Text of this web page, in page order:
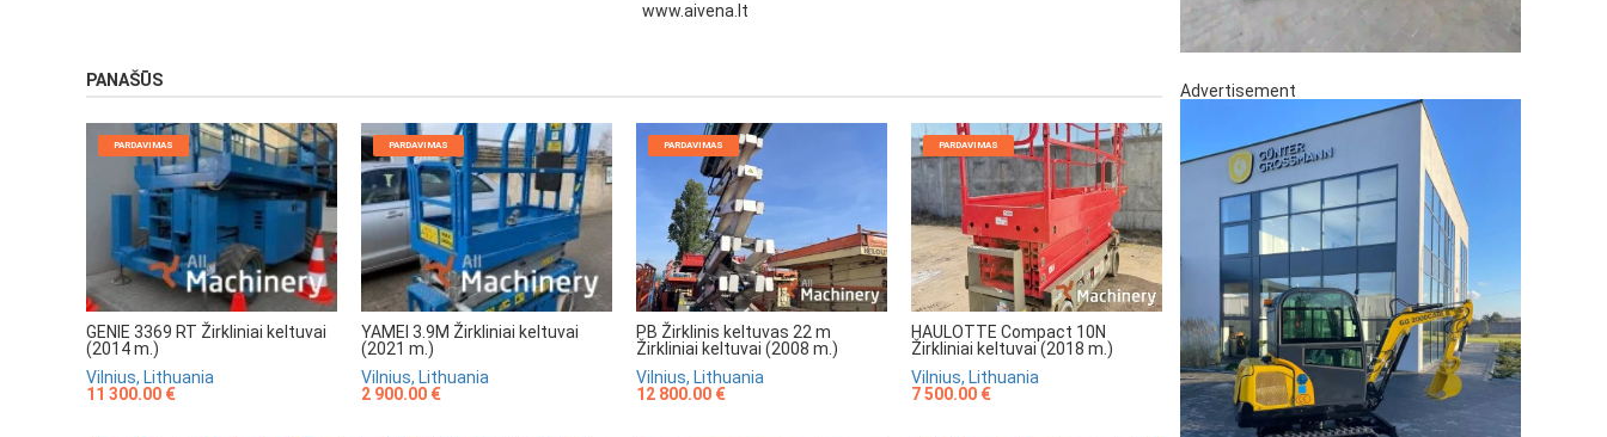
www.aivena.lt
PANAŠŪS
PARDAVIMAS
GENIE 3369 RT Žirkliniai keltuvai
(2014 m.)
Vilnius, Lithuania
11 300.00 €
PARDAVIMAS
YAMEI 3.9M Žirkliniai keltuvai
(2021 m.)
Vilnius, Lithuania
2 900.00 €
PARDAVIMAS
PB Žirklinis keltuvas 22 m
Žirkliniai keltuvai (2008 m.)
Vilnius, Lithuania
12 800.00 €
PARDAVIMAS
HAULOTTE Compact 10N
Žirkliniai keltuvai (2018 m.)
Vilnius, Lithuania
7 500.00 €
Advertisement